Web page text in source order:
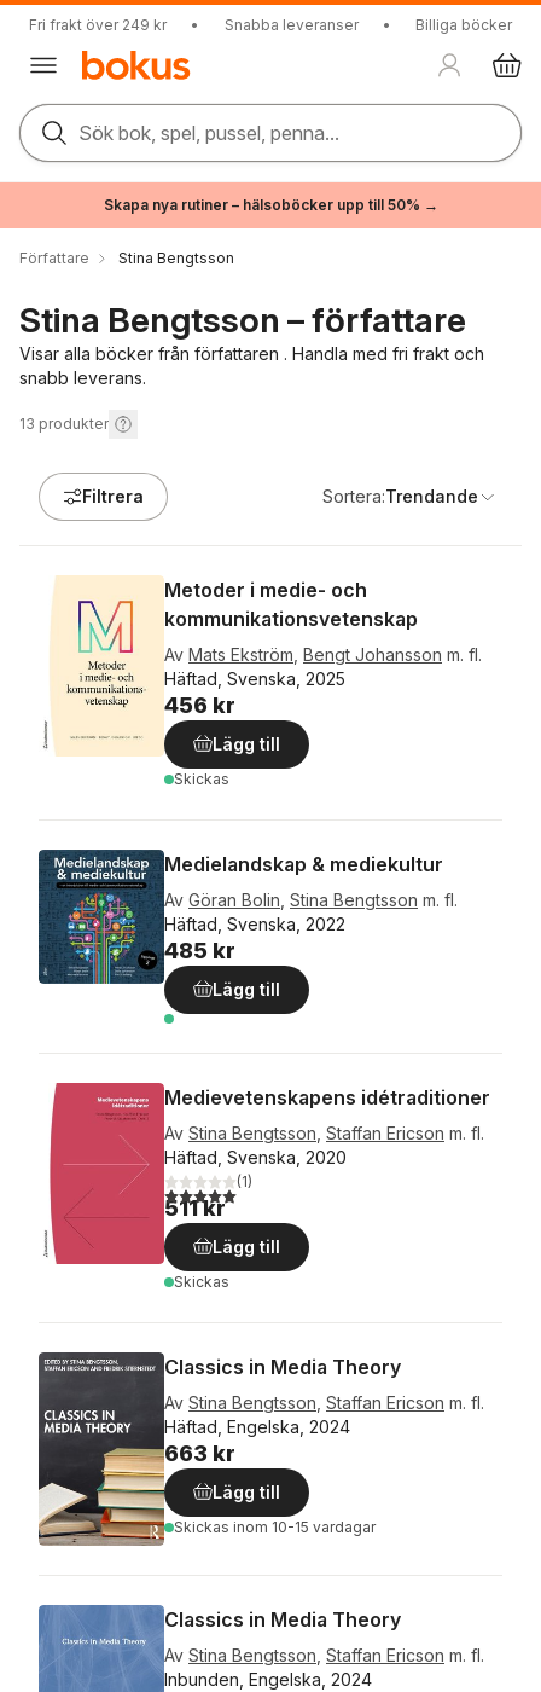
Fri frakt över 249 kr • Snabba leveranser • Billiga böcker
Sök bok, spel, pussel, penna...
Skapa nya rutiner – hälsoböcker upp till 50% →
Författare Stina Bengtsson
Stina Bengtsson – författare
Visar alla böcker från författaren . Handla med fri frakt och
snabb leverans.
13 produkter
Filtrera Sortera:Trendande
Metoder i medie- och
kommunikationsvetenskap
Av Mats Ekström Bengt Johansson m. fl.
Häftad, Svenska, 2025
456 kr
Lägg till
Skickas
Medielandskap & mediekultur
Av Göran Bolin Stina Bengtsson m. fl.
Häftad, Svenska, 2022
485 kr
Lägg till
Medievetenskapens idétraditioner
Av Stina Bengtsson Staffan Ericson m. fl.
Häftad, Svenska, 2020
5,0utav 5 stjärnor. Totalt antal röster:
(1)
511 kr
Lägg till
Skickas
Classics in Media Theory
Av Stina Bengtsson Staffan Ericson m. fl.
Häftad, Engelska, 2024
663 kr
Lägg till
Skickas inom 10-15 vardagar
Classics in Media Theory
Av Stina Bengtsson Staffan Ericson m. fl.
Inbunden, Engelska, 2024